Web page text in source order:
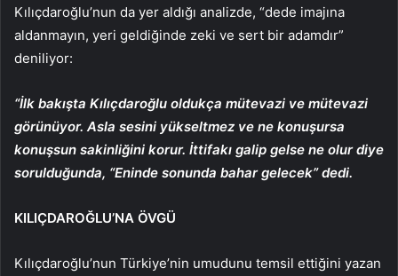
Kılıçdaroğlu’nun da yer aldığı analizde, “dede imajına
aldanmayın, yeri geldiğinde zeki ve sert bir adamdır”
deniliyor:
“İlk bakışta Kılıçdaroğlu oldukça mütevazi ve mütevazi
görünüyor. Asla sesini yükseltmez ve ne konuşursa
konuşsun sakinliğini korur. İttifakı galip gelse ne olur diye
sorulduğunda, “Eninde sonunda bahar gelecek” dedi.
KILIÇDAROĞLU’NA ÖVGÜ
Kılıçdaroğlu’nun Türkiye’nin umudunu temsil ettiğini yazan